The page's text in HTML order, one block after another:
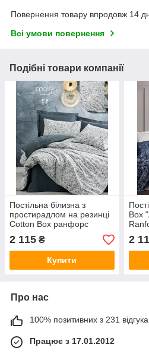
Повернення товару впродовж 14
Всі умови повернення
Подібні товари компанії
Постільна білизна з
простирадлом на резинці
Cotton Box ранфорс
Ranforce Minimal євро
розміру Туреччина "Molly
Anthasit"
2 115 ₴
Купити
Box
2
Про нас
100% позитивних з 231 відгука
Працює з 17.01.2012